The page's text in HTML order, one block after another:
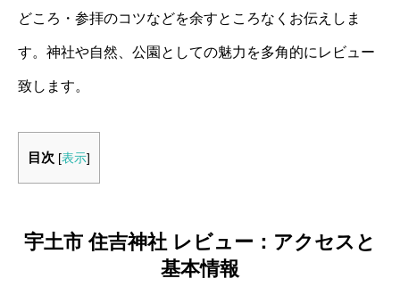
どころ・参拝のコツなどを余すところなくお伝えしま
す。神社や自然、公園としての魅力を多角的にレビュー
致します。
目次 [表示]
宇土市 住吉神社 レビュー：アクセスと
基本情報